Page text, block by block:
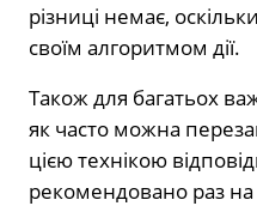
різниці немає,
своїм алгоритмом дії.
Також для багатьох
як часто можна
цією технікою
рекомендовано раз